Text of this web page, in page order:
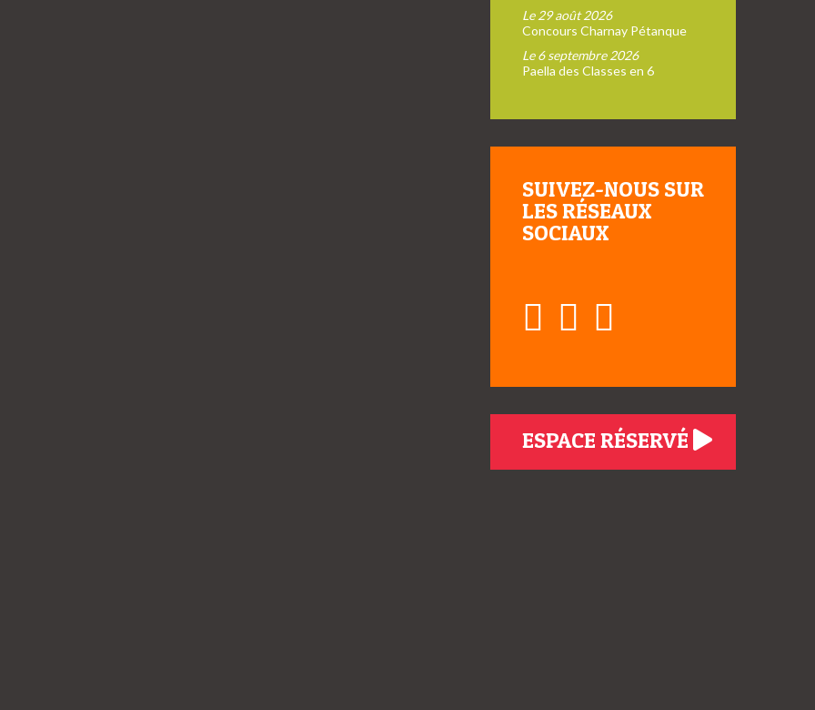
Le 29 août 2026
Concours Charnay Pétanque
Le 6 septembre 2026
Paella des Classes en 6
SUIVEZ-NOUS SUR
LES RÉSEAUX
SOCIAUX
ESPACE RÉSERVÉ